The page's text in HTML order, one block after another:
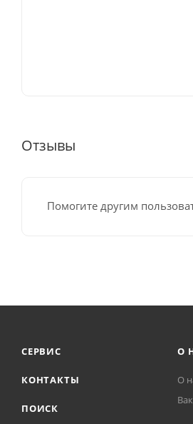
Отзывы
Помогите другим
СЕРВИС
КОНТАКТЫ
ПОИСК
О
О